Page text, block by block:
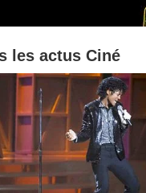
les actus Ciné